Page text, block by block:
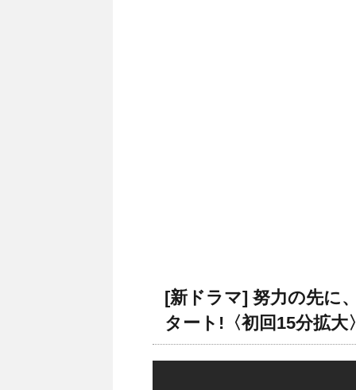
[新ドラマ] 努力の先に
タート!〈初回15分拡大